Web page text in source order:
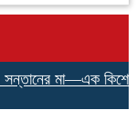
মা—এক কিশোরীর